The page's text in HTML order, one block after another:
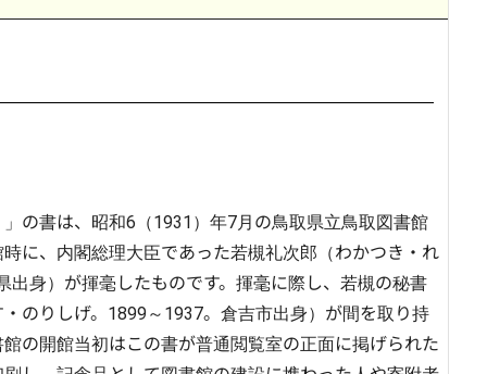
の書は、昭和6（1931）年7月の鳥取県立鳥取図書館
に、内閣総理大臣であった若槻礼次郎（わかつき・れ
出身）が揮毫したものです。揮毫に際し、若槻の秘書
のりしげ。1899～1937。倉吉市出身）が間を取り持
の開館当初はこの書が普通閲覧室の正面に掲げられた